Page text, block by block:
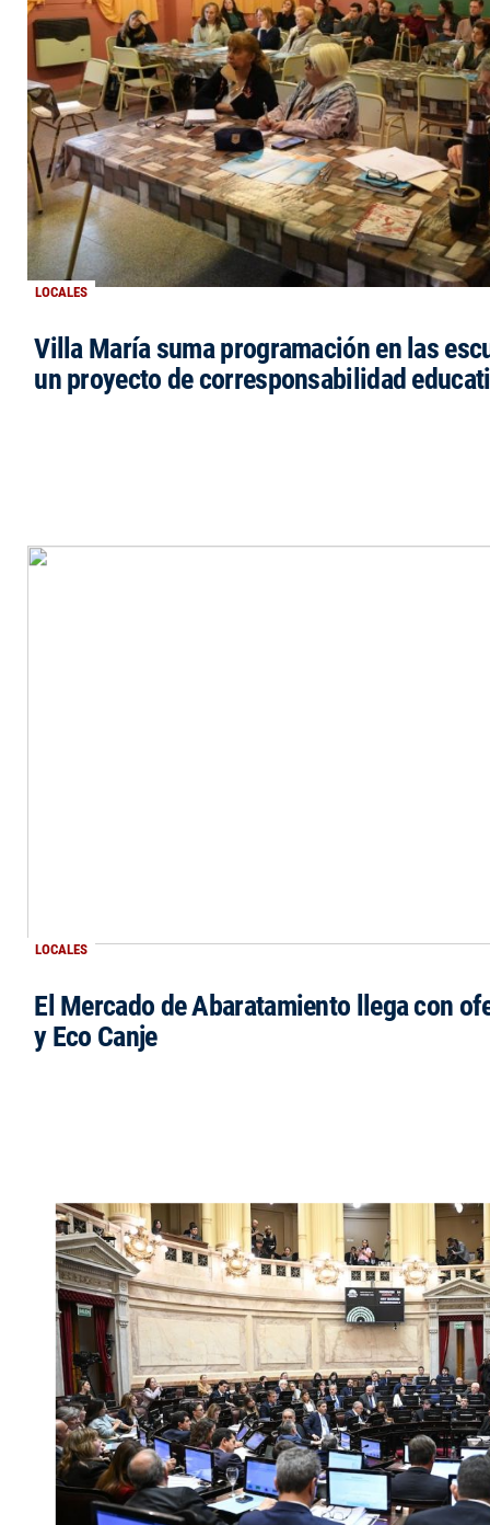
LOCALES
Villa María suma programación en las
un proyecto de corresponsabilidad
LOCALES
El Mercado de Abaratamiento llega con
y Eco Canje